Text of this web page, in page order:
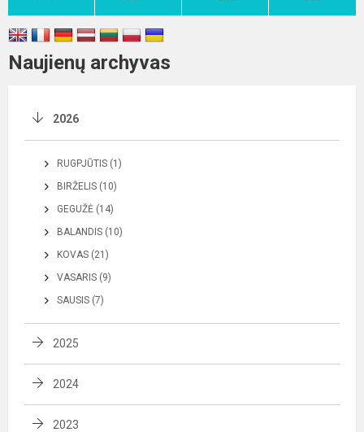
Naujienų archyvas
2026
RUGPJŪTIS (1)
BIRŽELIS (10)
GEGUŽĖ (14)
BALANDIS (10)
KOVAS (21)
VASARIS (9)
SAUSIS (7)
2025
2024
2023